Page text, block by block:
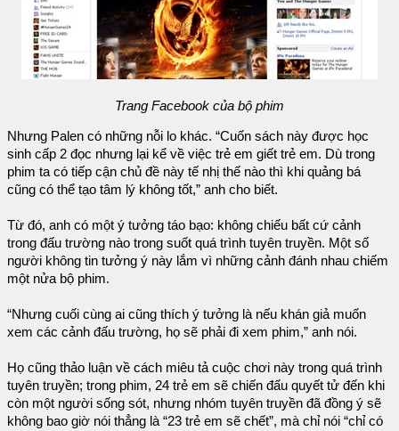
Trang Facebook của bộ phim
Nhưng Palen có những nỗi lo khác. “Cuốn sách này được học
sinh cấp 2 đọc nhưng lại kể về việc trẻ em giết trẻ em. Dù trong
phim ta có tiếp cận chủ đề này tế nhị thế nào thì khi quảng bá
cũng có thể tạo tâm lý không tốt,” anh cho biết.
Từ đó, anh có một ý tưởng táo bạo: không chiếu bất cứ cảnh
trong đấu trường nào trong suốt quá trình tuyên truyền. Một số
người không tin tưởng ý này lắm vì những cảnh đánh nhau chiếm
một nửa bộ phim.
“Nhưng cuối cùng ai cũng thích ý tưởng là nếu khán giả muốn
xem các cảnh đấu trường, họ sẽ phải đi xem phim,” anh nói.
Họ cũng thảo luận về cách miêu tả cuộc chơi này trong quá trình
tuyên truyền; trong phim, 24 trẻ em sẽ chiến đấu quyết tử đến khi
còn một người sống sót, nhưng nhóm tuyên truyền đã đồng ý sẽ
không bao giờ nói thẳng là “23 trẻ em sẽ chết”, mà chỉ nói “chỉ có